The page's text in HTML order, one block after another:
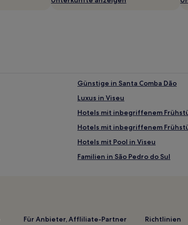
Günstige in Santa Comba Dão
Luxus in Viseu
Hotels mit inbegriffenem
Hotels mit inbegriffenem
Hotels mit Pool in Viseu
Familien in São Pedro do Sul
Caria Hotels
Für Anbieter, Affliliate-Partner
Richtlinien